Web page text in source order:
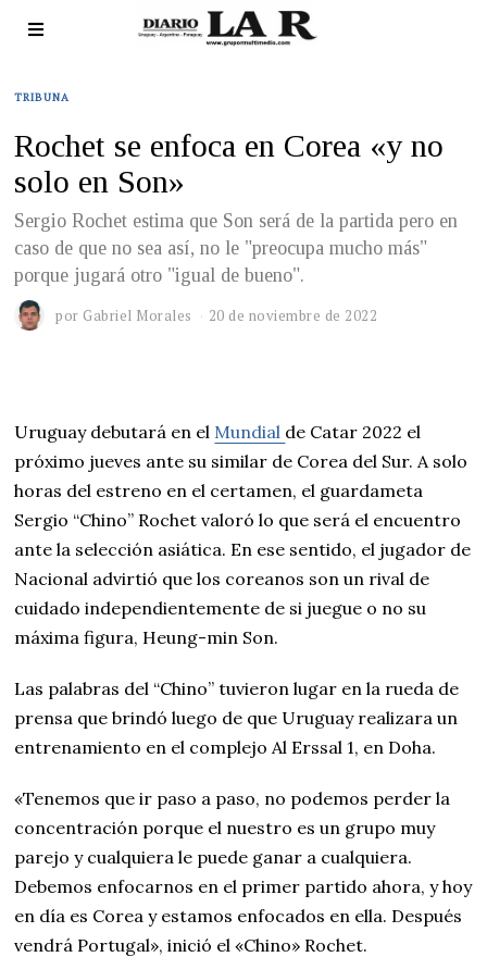
TRIBUNA
Rochet se enfoca en Corea «y no
solo en Son»
Sergio Rochet estima que Son será de la partida pero en
caso de que no sea así, no le "preocupa mucho más"
porque jugará otro "igual de bueno".
por Gabriel Morales 20 de noviembre de 2022
Uruguay debutará en el Mundial de Catar 2022 el
próximo jueves ante su similar de Corea del Sur. A solo
horas del estreno en el certamen, el guardameta
Sergio “Chino” Rochet valoró lo que será el encuentro
ante la selección asiática. En ese sentido, el jugador de
Nacional advirtió que los coreanos son un rival de
cuidado independientemente de si juegue o no su
máxima figura, Heung-min Son.
Las palabras del “Chino” tuvieron lugar en la rueda de
prensa que brindó luego de que Uruguay realizara un
entrenamiento en el complejo Al Erssal 1, en Doha.
«Tenemos que ir paso a paso, no podemos perder la
concentración porque el nuestro es un grupo muy
parejo y cualquiera le puede ganar a cualquiera.
Debemos enfocarnos en el primer partido ahora, y hoy
en día es Corea y estamos enfocados en ella. Después
vendrá Portugal», inició el «Chino» Rochet.